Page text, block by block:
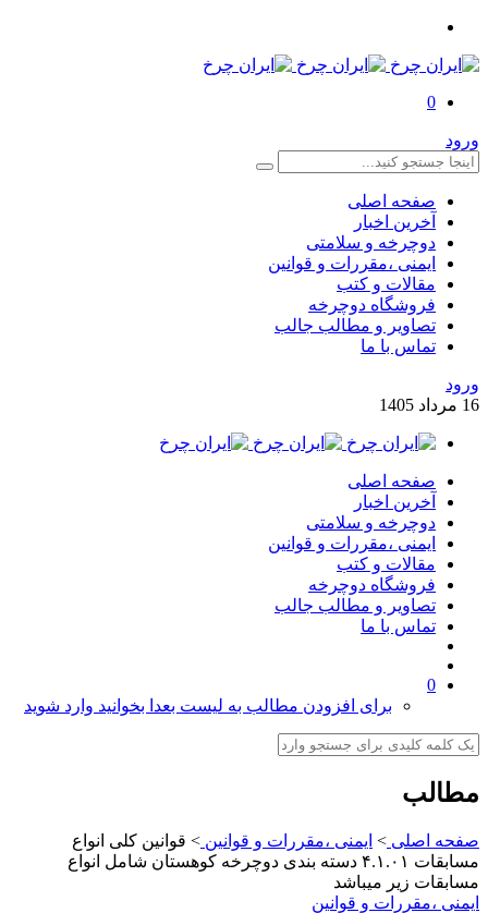
0
ورود
صفحه اصلی
آخرین اخبار
دوچرخه و سلامتی
ایمنی ،مقررات و قوانین
مقالات و کتب
فروشگاه دوچرخه
تصاویر و مطالب جالب
تماس با ما
ورود
16 مرداد 1405
صفحه اصلی
آخرین اخبار
دوچرخه و سلامتی
ایمنی ،مقررات و قوانین
مقالات و کتب
فروشگاه دوچرخه
تصاویر و مطالب جالب
تماس با ما
0
برای افزودن مطالب به لیست بعدا بخوانید وارد شوید
مطالب
صفحه اصلی > ایمنی ،مقررات و قوانین > قوانین کلی انواع
مسابقات ۴.۱.۰۱ دسته بندی دوچرخه کوهستان شامل انواع
مسابقات زیر میباشد
ایمنی ،مقررات و قوانین